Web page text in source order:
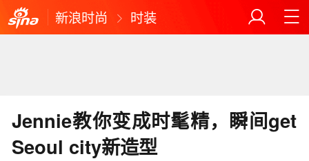
新浪时尚 时装
Jennie教你变成时髦精，瞬间get
Seoul city新造型